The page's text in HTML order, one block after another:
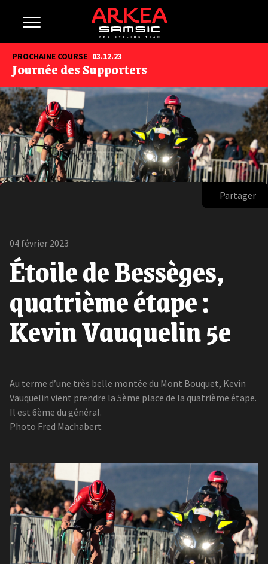
PROCHAINE COURSE 03.12.23
Journée des Supporters
Partager
04 février 2023
Étoile de Bessèges,
quatrième étape :
Kevin Vauquelin 5e
Au terme d’une très belle montée du Mont Bouquet, Kevin
Vauquelin vient prendre la 5ème place de la quatrième étape.
Il est 6ème du général.
Photo Fred Machabert